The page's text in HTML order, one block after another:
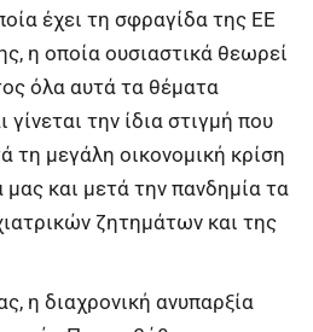
έχει τη σφραγίδα της ΕΕ
η οποία ουσιαστικά θεωρεί
όλα αυτά τα θέματα
γίνεται την ίδια στιγμή που
τη μεγάλη οικονομική κρίση
και μετά την πανδημία τα
ζητημάτων και της
η διαχρονική ανυπαρξία